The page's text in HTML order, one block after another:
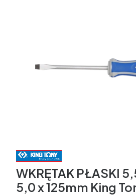
WKRĘTAK PŁASKI
5,0 x 125mm King